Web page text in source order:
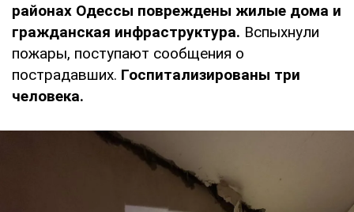
районах Одессы повреждены жилые дома и
гражданская инфраструктура. Вспыхнули
пожары, поступают сообщения о
пострадавших. Госпитализированы три
человека.